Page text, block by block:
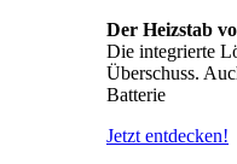
Der Heizstab
Die integrierte
Überschuss.
Batterie
Jetzt entdecken!